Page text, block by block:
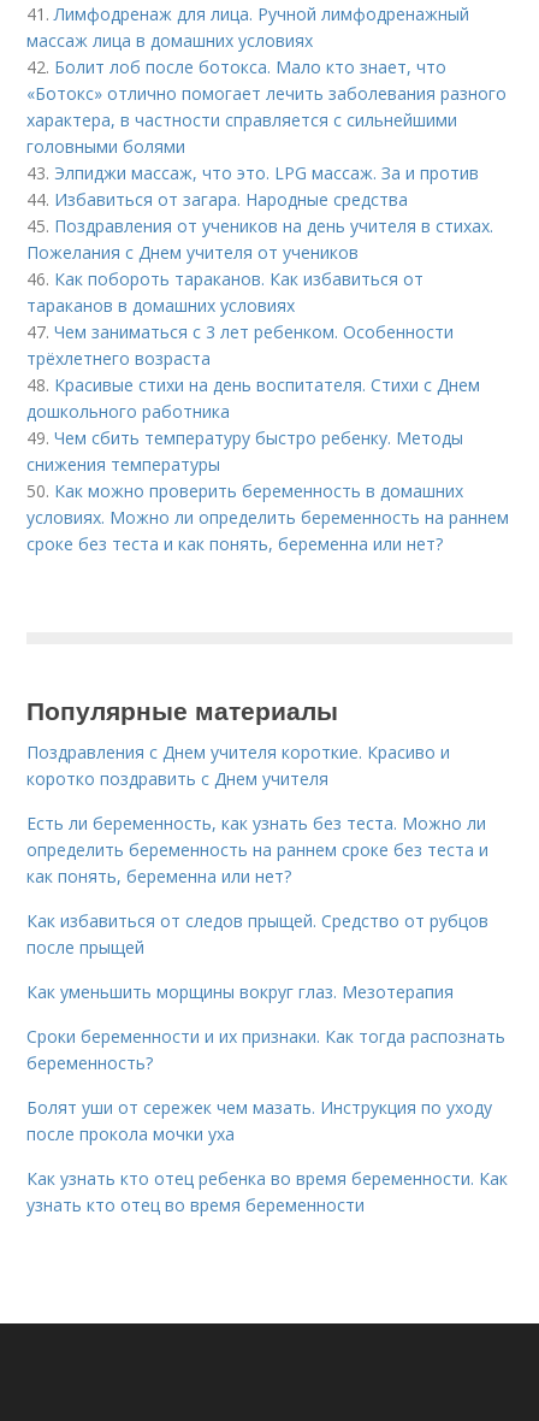
41.Лимфодренаж для лица. Ручной лимфодренажный
массаж лица в домашних условиях
42. Болит лоб после ботокса. Мало кто знает, что
«Ботокс» отлично помогает лечить заболевания разного
характера, в частности справляется с сильнейшими
головными болями
43. Элпиджи массаж, что это. LPG массаж. За и против
44. Избавиться от загара. Народные средства
45. Поздравления от учеников на день учителя в стихах.
Пожелания с Днем учителя от учеников
46. Как побороть тараканов. Как избавиться от
тараканов в домашних условиях
47.Чем заниматься с 3 лет ребенком. Особенности
трёхлетнего возраста
48. Красивые стихи на день воспитателя. Стихи с Днем
дошкольного работника
49.Чем сбить температуру быстро ребенку. Методы
снижения температуры
50. Как можно проверить беременность в домашних
условиях. Можно ли определить беременность на раннем
сроке без теста и как понять, беременна или нет?
Популярные материалы
Поздравления с Днем учителя короткие. Красиво и
коротко поздравить с Днем учителя
Есть ли беременность, как узнать без теста. Можно ли
определить беременность на раннем сроке без теста и
как понять, беременна или нет?
Как избавиться от следов прыщей. Средство от рубцов
после прыщей
Как уменьшить морщины вокруг глаз. Мезотерапия
Сроки беременности и их признаки. Как тогда распознать
беременность?
Болят уши от сережек чем мазать. Инструкция по уходу
после прокола мочки уха
Как узнать кто отец ребенка во время беременности. Как
узнать кто отец во время беременности